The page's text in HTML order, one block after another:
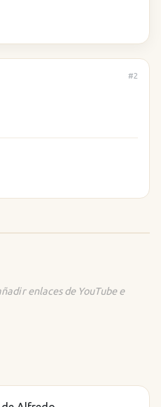
#2
enlaces de YouTube e